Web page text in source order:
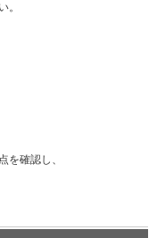
。
を確認し、